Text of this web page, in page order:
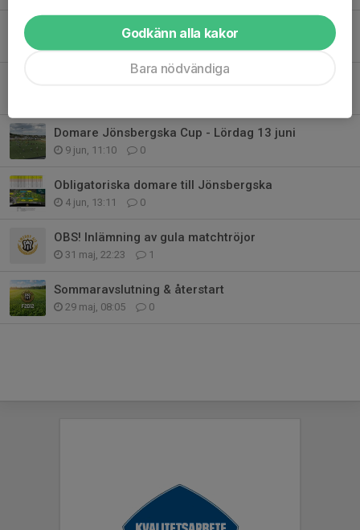
Läs detta!! Domare Jönsbergska
Domare Jönsbergska Cup - Lördag 13 juni
9 jun, 11:10 0
Obligatoriska domare till Jönsbergska
4 jun, 13:11 0
OBS! Inlämning av gula matchtröjor
31 maj, 22:23 1
Sommaravslutning & återstart
29 maj, 08:05 0
Godkänn alla kakor
Bara nödvändiga